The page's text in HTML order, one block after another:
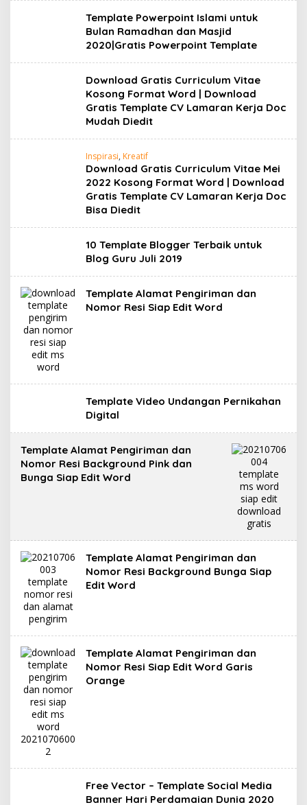
Template Powerpoint Islami untuk
Bulan Ramadhan dan Masjid
2020|Gratis Powerpoint Template
Download Gratis Curriculum Vitae
Kosong Format Word | Download
Gratis Template CV Lamaran Kerja Doc
Mudah Diedit
Inspirasi, Kreatif
Download Gratis Curriculum Vitae Mei
2022 Kosong Format Word | Download
Gratis Template CV Lamaran Kerja Doc
Bisa Diedit
10 Template Blogger Terbaik untuk
Blog Guru Juli 2019
Template Alamat Pengiriman dan
Nomor Resi Siap Edit Word
Template Video Undangan Pernikahan
Digital
Template Alamat Pengiriman dan
Nomor Resi Background Pink dan
Bunga Siap Edit Word
Template Alamat Pengiriman dan
Nomor Resi Background Bunga Siap
Edit Word
Template Alamat Pengiriman dan
Nomor Resi Siap Edit Word Garis
Orange
Free Vector – Template Social Media
Banner Hari Perdamaian Dunia 2020